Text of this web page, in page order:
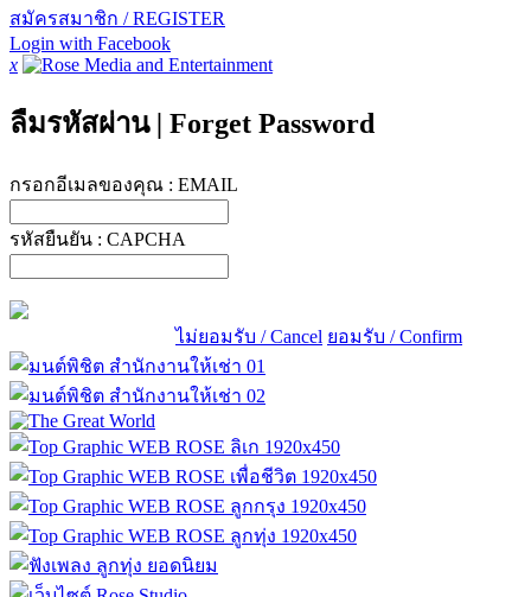
สมัครสมาชิก / REGISTER
Login with Facebook
x
ลืมรหัสผ่าน | Forget Password
กรอกอีเมลของคุณ : EMAIL
รหัสยืนยัน : CAPCHA
ไม่ยอมรับ / Cancel ยอมรับ / Confirm